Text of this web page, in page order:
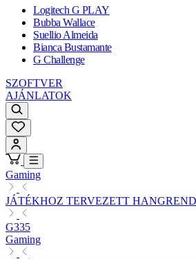
Logitech G PLAY
Bubba Wallace
Suellio Almeida
Bianca Bustamante
G Challenge
SZOFTVER
AJÁNLATOK
Gaming
JÁTÉKHOZ TERVEZETT
G335
Gaming